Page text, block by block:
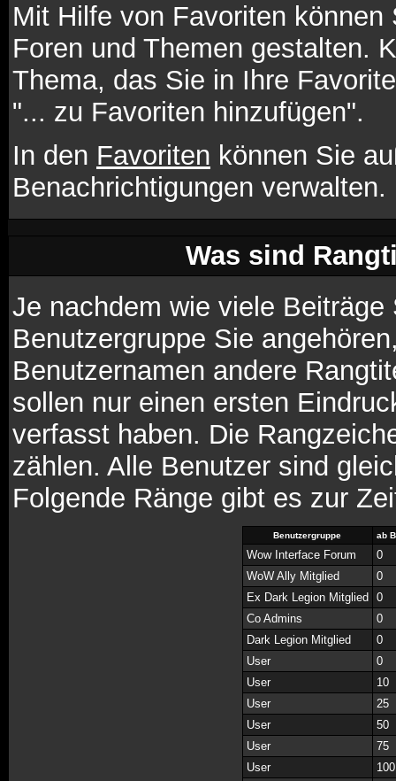
Mit Hilfe von Favoriten
Foren und Themen gestalten.
Thema, das Sie in Ihre
"... zu Favoriten hinzufügen".
In den Favoriten können Sie
Benachrichtigungen verwalten.
Was sind
Je nachdem wie viele
Benutzergruppe Sie
Benutzernamen andere
sollen nur einen ersten
verfasst haben. Die
zählen. Alle Benutzer sind
Folgende Ränge gibt es zur
Benutzergruppe ab
Wow Interface Forum
0
WoW Ally Mitglied
0
Ex Dark Legion Mitglied
0
Co Admins
0
Dark Legion Mitglied
0
User
0
User
10
User
25
User
50
User
75
User
100